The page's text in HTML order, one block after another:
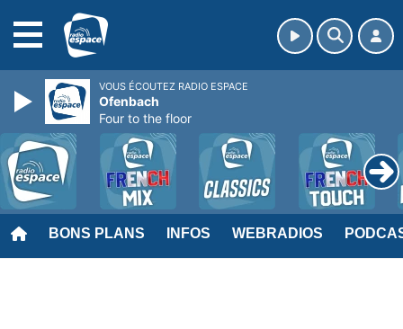
BONS PLANS INFOS WEBRADIOS
VOUS ÉCOUTEZ RADIO ESPACE
Ofenbach
Four to the floor